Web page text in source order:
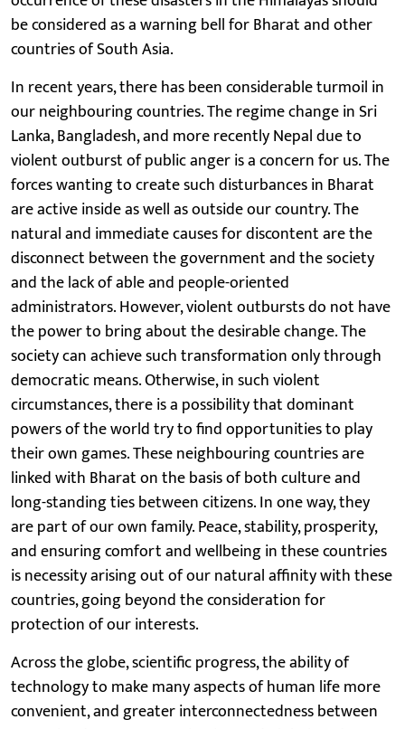
be considered as a warning bell for Bharat and other
countries of South Asia.
In recent years, there has been considerable turmoil in
our neighbouring countries. The regime change in Sri
Lanka, Bangladesh, and more recently Nepal due to
violent outburst of public anger is a concern for us. The
forces wanting to create such disturbances in Bharat
are active inside as well as outside our country. The
natural and immediate causes for discontent are the
disconnect between the government and the society
and the lack of able and people-oriented
administrators. However, violent outbursts do not have
the power to bring about the desirable change. The
society can achieve such transformation only through
democratic means. Otherwise, in such violent
circumstances, there is a possibility that dominant
powers of the world try to find opportunities to play
their own games. These neighbouring countries are
linked with Bharat on the basis of both culture and
long-standing ties between citizens. In one way, they
are part of our own family. Peace, stability, prosperity,
and ensuring comfort and wellbeing in these countries
is necessity arising out of our natural affinity with these
countries, going beyond the consideration for
protection of our interests.
Across the globe, scientific progress, the ability of
technology to make many aspects of human life more
convenient, and greater interconnectedness between